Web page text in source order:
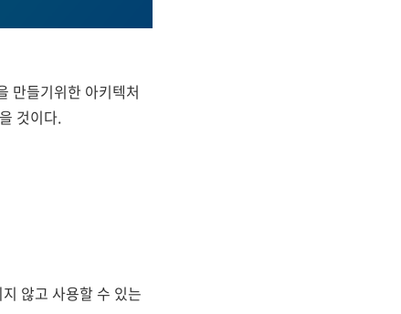
만들기위한 아키텍처
것이다.
않고 사용할 수 있는